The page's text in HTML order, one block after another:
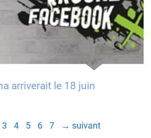
arriverait le 18 juin
Page
3 Page
4 Page
5 Page
6 Page
7 → suivant